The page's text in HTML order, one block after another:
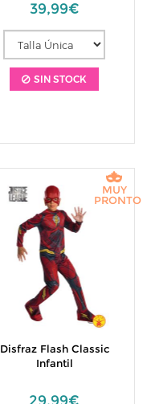
39,99€
SIN STOCK
Disfraz Flash Classic
Infantil
MUY
PRONTO